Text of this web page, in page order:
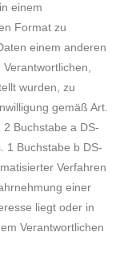
einem
Format zu
einem anderen
wurden, zu
gemäß Art.
2 Buchstabe a DS-
1 Buchstabe b DS-
Verfahren
einer
liegt oder in
Verantwortlichen